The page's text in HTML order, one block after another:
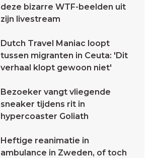
deze bizarre WTF-beelden uit
zijn livestream
Dutch Travel Maniac loopt
tussen migranten in Ceuta: 'Dit
verhaal klopt gewoon niet'
Bezoeker vangt vliegende
sneaker tijdens rit in
hypercoaster Goliath
Heftige reanimatie in
ambulance in Zweden, of toch